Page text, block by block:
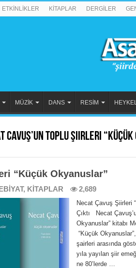
ETKİNLİKLER KİTAPLAR DERGİLER
MÜZİK DANS RESİM
Cavuş’un Toplu Şiirleri
“Küçük Okyanuslar”
, KİTAPLAR 2,689
Necat Çavuş Şiirleri
Çıktı Necat
Okyanuslar” kitabı
“Küçük
şairleri arasında
yıla yayılan şiir
ne 80’lerde …